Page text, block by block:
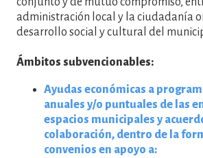
administración local y la ciudadanía
desarrollo social y cultural del
Ámbitos subvencionables:
Ayudas económicas a
anuales y/o puntuales de las
espacios municipales y
colaboración, dentro de la
convenios en apoyo a: